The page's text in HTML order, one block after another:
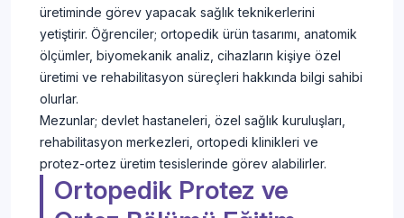
üretiminde görev yapacak sağlık teknikerlerini
yetiştirir. Öğrenciler; ortopedik ürün tasarımı, anatomik
ölçümler, biyomekanik analiz, cihazların kişiye özel
üretimi ve rehabilitasyon süreçleri hakkında bilgi sahibi
olurlar.
Mezunlar; devlet hastaneleri, özel sağlık kuruluşları,
rehabilitasyon merkezleri, ortopedi klinikleri ve
protez-ortez üretim tesislerinde görev alabilirler.
Ortopedik Protez ve